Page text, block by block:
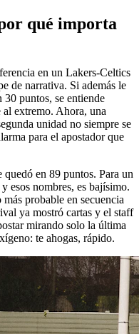
qué importa
en un Lakers-Celtics
de narrativa. Si además le
30 puntos, se entiende
al extremo. Ahora, una
unidad no siempre se
para el apostador que
en 89 puntos. Para un
esos nombres, es bajísimo.
probable en secuencia
ya mostró cartas y el staff
mirando solo la última
te ahogas, rápido.